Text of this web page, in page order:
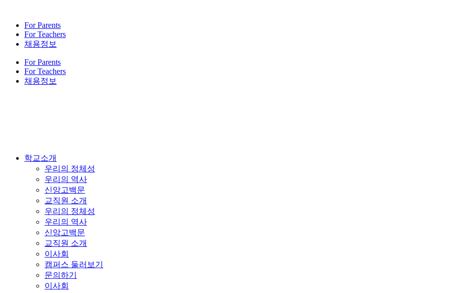
For Parents
For Teachers
채용정보
For Parents
For Teachers
채용정보
학교소개
우리의 정체성
우리의 역사
신앙고백문
교직원 소개
우리의 정체성
우리의 역사
신앙고백문
교직원 소개
이사회
캠퍼스 둘러보기
문의하기
이사회